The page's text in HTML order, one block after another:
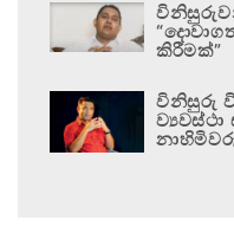
කිරීමක්”
විනිසුරු